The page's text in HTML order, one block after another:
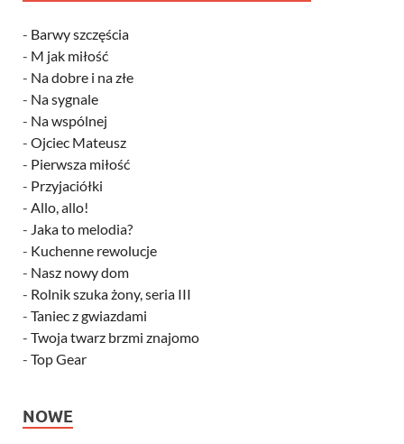
- Barwy szczęścia
- M jak miłość
- Na dobre i na złe
- Na sygnale
- Na wspólnej
- Ojciec Mateusz
- Pierwsza miłość
- Przyjaciółki
- Allo, allo!
- Jaka to melodia?
- Kuchenne rewolucje
- Nasz nowy dom
- Rolnik szuka żony, seria III
- Taniec z gwiazdami
- Twoja twarz brzmi znajomo
- Top Gear
NOWE